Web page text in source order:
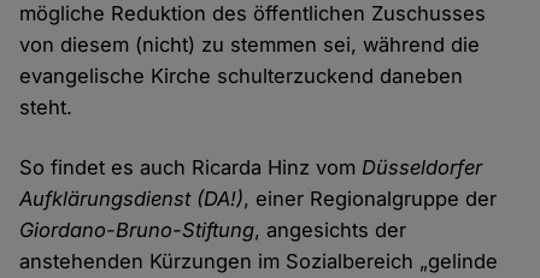
mögliche Reduktion des öffentlichen Zuschusses
von diesem (nicht) zu stemmen sei, während die
evangelische Kirche schulterzuckend daneben
steht.
So findet es auch Ricarda Hinz vomDüsseldorfer
Aufklärungsdienst (DA!), einer Regionalgruppe der
Giordano-Bruno-Stiftung, angesichts der
anstehenden Kürzungen im Sozialbereich „gelinde